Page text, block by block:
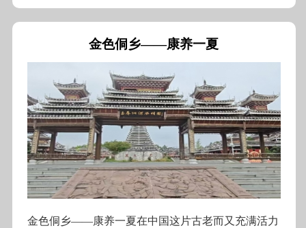
金色侗乡——康养一夏
金色侗乡——康养一夏在中国这片古老而又充满活力